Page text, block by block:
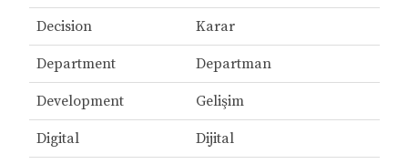
Decision Karar
Department Departman
Development Gelişim
Digital Dijital